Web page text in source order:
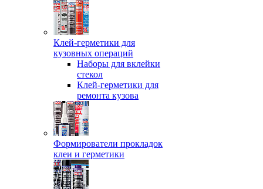
Клей-герметики для
кузовных операций
Наборы для вклейки
стекол
Клей-герметики для
ремонта кузова
Формирователи прокладок
клеи и герметики